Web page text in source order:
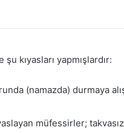
kıyasları yapmışlardır:
(namazda) durmaya
müfessirler;